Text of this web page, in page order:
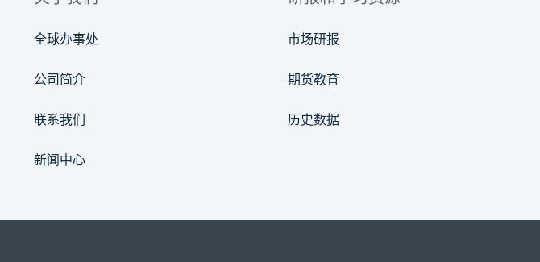
全球办事处
公司简介
联系我们
新闻中心
市场研报
期货教育
历史数据